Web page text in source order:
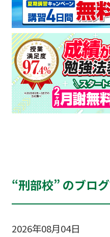
“刑部校” のブロ
2026年08月04日